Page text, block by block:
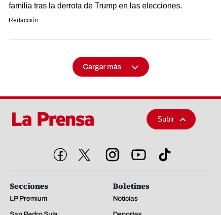
familia tras la derrota de Trump en las elecciones.
Redacción
Cargar más
Subir
Secciones
LP Premium
Boletines
Noticias